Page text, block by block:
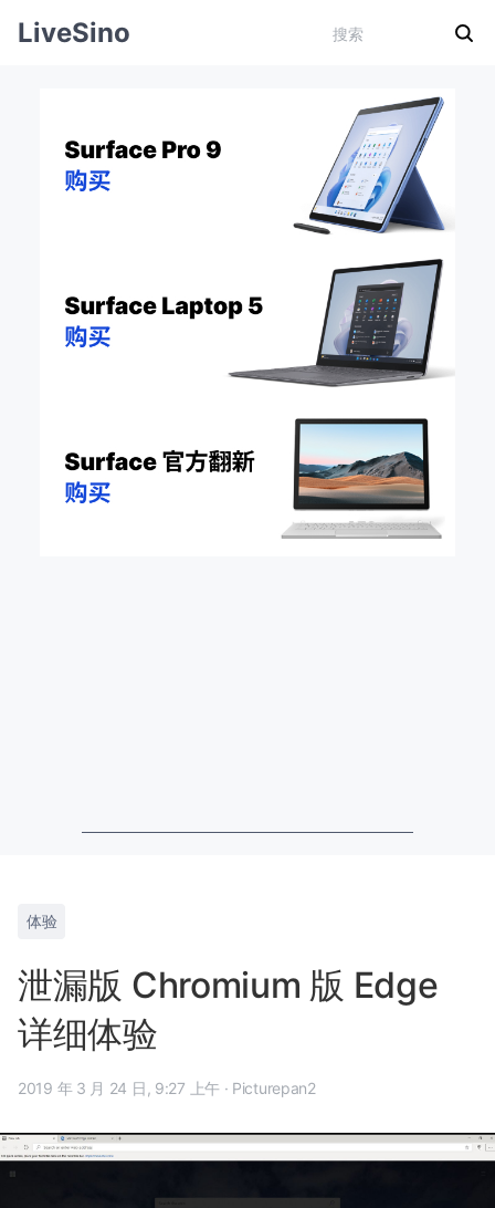
LiveSino
体验
泄漏版 Chromium 版 Edge
详细体验
2019 年 3 月 24 日, 9:27 上午 · Picturepan2